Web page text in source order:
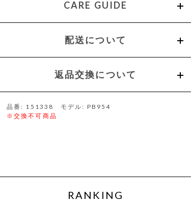
CARE GUIDE
配送について
返品交換について
品番: 151338 モデル: PB954
※交換不可商品
RANKING